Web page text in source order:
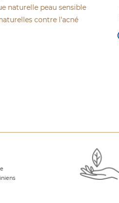
naturelle peau sensible
contre l'acné